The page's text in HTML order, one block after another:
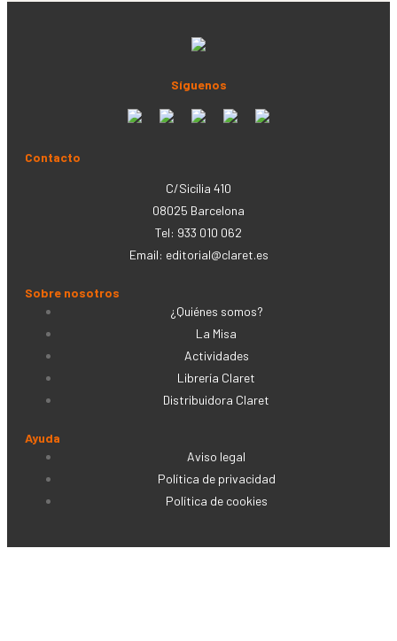
Síguenos
Contacto
C/Sicília 410
08025 Barcelona
Tel: 933 010 062
Email: editorial@claret.es
Sobre nosotros
¿Quiénes somos?
La Misa
Actividades
Librería Claret
Distribuidora Claret
Ayuda
Aviso legal
Política de privacidad
Política de cookies